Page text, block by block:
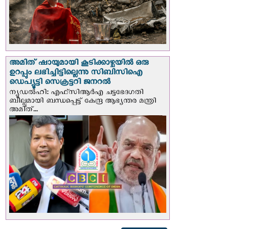
അമിത് ഷായുമായി കൂടിക്കാഴ്ചയില്‍ ഒരു
ഉറപ്പും ലഭിച്ചിട്ടില്ലെന്നു സിബിസിഐ
ഡെപ്യൂട്ടി സെക്രട്ടറി ജനറല്‍
ന്യൂഡല്‍ഹി: എഫ്‌സിആര്‍എ ചട്ടഭേദഗതി
ബില്ലുമായി ബന്ധപ്പെട്ട് കേന്ദ്ര ആഭ്യന്തര മന്ത്രി
അമിത്...